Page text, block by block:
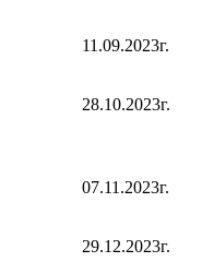
11.09.2023г.
28.10.2023г.
07.11.2023г.
29.12.2023г.